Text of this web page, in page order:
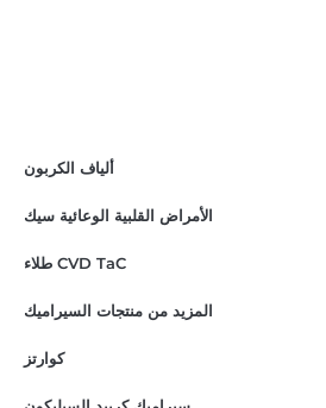
ألياف الكربون
الأمراض القلبية الوعائية سيك
طلاء CVD TaC
المزيد من منتجات السيراميك
كوارتز